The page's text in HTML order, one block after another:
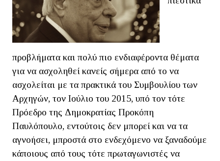
προβλήματα και πολύ πιο ενδιαφέροντα θέματα
για να ασχοληθεί κανείς σήμερα από το να
ασχολείται με τα πρακτικά του Συμβουλίου των
Αρχηγών, τον Ιούλιο του 2015, υπό τον τότε
Πρόεδρο της Δημοκρατίας Προκόπη
Παυλόπουλο, εντούτοις δεν μπορεί και να τα
αγνοήσει, μπροστά στο ενδεχόμενο να ξαναδούμε
κάποιους από τους τότε πρωταγωνιστές να